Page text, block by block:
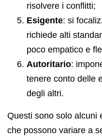
risolvere i conflitti;
Esigente: si
richiede alti
poco empatico e
Autoritario:
tenere conto delle
degli altri.
Questi sono solo alcuni
che possono variare a